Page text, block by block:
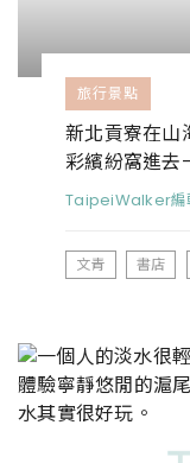
旅行景點
新北貢寮在山
彩繽紛窩進去
連忘返
TaipeiWalker編
文青 書店